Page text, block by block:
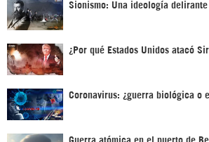
Sionismo: Una ideología delirante
¿Por qué Estados Unidos atacó
Coronavirus: ¿guerra biológica o
Guerra atómica en el puerto de